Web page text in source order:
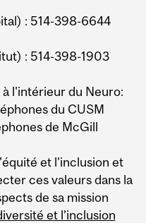
: 514-398-6644
: 514-398-1903
l'intérieur du Neuro:
du CUSM
de McGill
et l'inclusion et
ces valeurs dans la
de sa mission
et l’inclusion